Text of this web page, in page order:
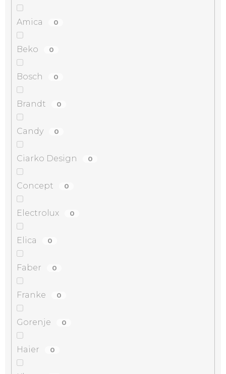
Amica 0
Beko 0
Bosch 0
Brandt 0
Candy 0
Ciarko Design 0
Concept 0
Electrolux 0
Elica 0
Faber 0
Franke 0
Gorenje 0
Haier 0